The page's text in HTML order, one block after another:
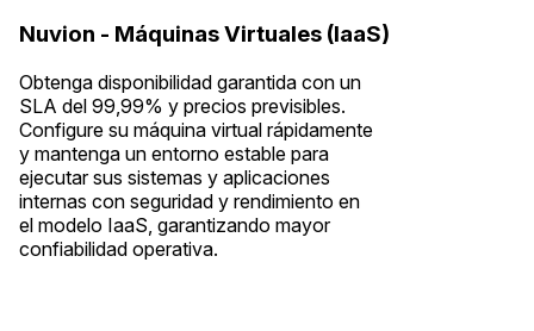
Nuvion - Máquinas Virtuales (IaaS)
Obtenga disponibilidad garantida con un
SLA del 99,99% y precios previsibles.
Configure su máquina virtual rápidamente
y mantenga un entorno estable para
ejecutar sus sistemas y aplicaciones
internas con seguridad y rendimiento en
el modelo IaaS, garantizando mayor
confiabilidad operativa.